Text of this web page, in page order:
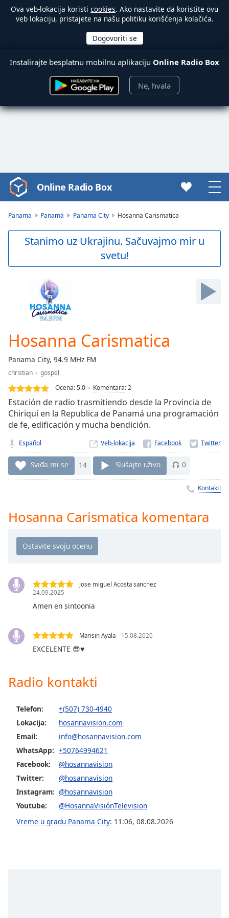
Ova veb-lokacija koristi cookies. Ako nastavite da koristite ovu
veb lokaciju, pristajete na našu politiku korišćenja kolačića.
Instalirajte besplatnu mobilnu aplikaciju Online Radio Box
Ne, hvala
Video
Player
Skip
Loaded:
0.00%
Stream
Type
LIVE
Seek to
live,
currently
live
LIVE
Remaining
Time-
Rate
Chapters
Chapters
Descriptions
descriptions
,
Subtitles
opens
subtitles
dialog
subtitles
off,
selected
Audio
Track
Picture-
in-
Picture
Fullscreen
Online Radio Box
Panama Panamá Panama City Hosanna Carismatica
Stanimo uz Ukrajinu. Sačuvajmo mir u
svetu!
Hosanna Carismatica
Panama City, 94.9 MHz FM
christian
gospel
Ocena:5.0 Komentara:2
Estación de radio trasmitiendo desde la Provincia de
Chiriquí en la Republica de Panamá una programación
de fe, edificación y mucha bendición.
Español Veb-lokacija
Sviđa mi se 14 Slušajte uživo 0
Kontakti
Hosanna Carismatica komentara
Jose miguel Acosta sanchez
24.09.2025
Amen en sintoonia
Marisin Ayala 15.08.2020
EXCELENTE 😎♥️
Radio kontakti
Telefon:
+(507) 730-4940
Lokacija:
hosannavision.com
Email:
info@hosannavision.com
WhatsApp: +50764994621
Facebook:
@hosannavision
Twitter:
@hosannavision
Instagram: @hosannavision
Youtube:
@HosannaVisiónTelevision
Vreme u gradu Panama City: 11:06, 08.08.2026